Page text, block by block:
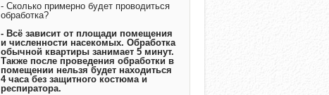
- Сколько примерно будет проводиться
обработка?
- Всё зависит от площади помещения
и численности насекомых. Обработка
обычной квартиры занимает 5 минут.
Также после проведения обработки в
помещении нельзя будет находиться
4 часа без защитного костюма и
респиратора.